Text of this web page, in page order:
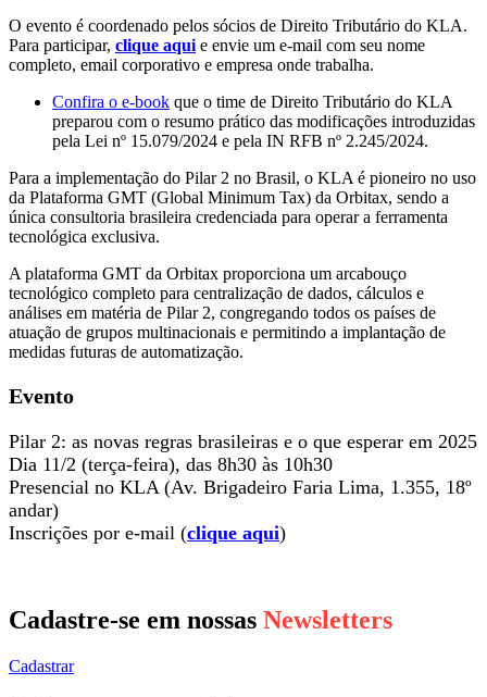
O evento é coordenado pelos sócios de Direito Tributário do KLA.
Para participar, clique aqui e envie um e-mail com seu nome
completo, email corporativo e empresa onde trabalha.
Confira o e-book que o time de Direito Tributário do KLA
preparou com o resumo prático das modificações introduzidas
pela Lei nº 15.079/2024 e pela IN RFB nº 2.245/2024.
Para a implementação do Pilar 2 no Brasil, o KLA é pioneiro no uso
da Plataforma GMT (Global Minimum Tax) da Orbitax, sendo a
única consultoria brasileira credenciada para operar a ferramenta
tecnológica exclusiva.
A plataforma GMT da Orbitax proporciona um arcabouço
tecnológico completo para centralização de dados, cálculos e
análises em matéria de Pilar 2, congregando todos os países de
atuação de grupos multinacionais e permitindo a implantação de
medidas futuras de automatização.
Evento
Pilar 2: as novas regras brasileiras e o que esperar em 2025
Dia 11/2 (terça-feira), das 8h30 às 10h30
Presencial no KLA (Av. Brigadeiro Faria Lima, 1.355, 18º
andar)
Inscrições por e-mail (clique aqui)
Cadastre-se em nossas Newsletters
Cadastrar